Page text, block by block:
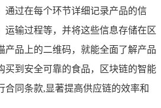
通过在每个环节详细记录产品的信
运输过程等，并将这些信息存储在区
产品上的二维码，就能全面了解产品
买到安全可靠的食品，区块链的智能
合同条款,显著提高供应链的效率和